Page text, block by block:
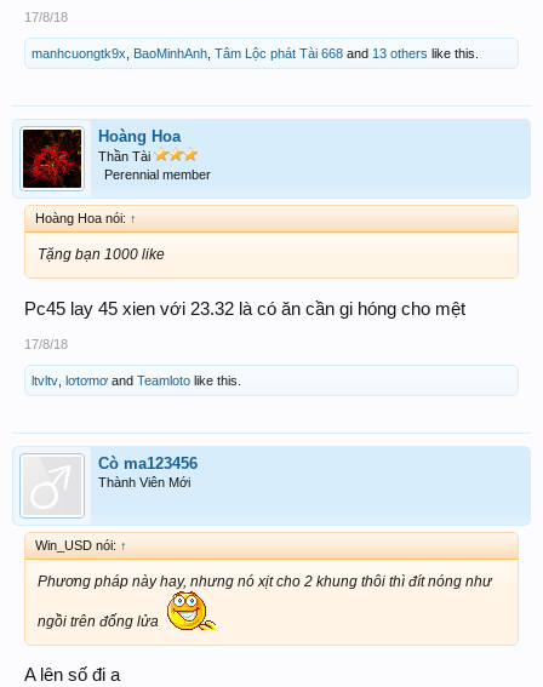
17/8/18
manhcuongtk9x BaoMinhAnh Tâm Lộc phát Tài 668 and 13 others like this.
Hoàng Hoa
Thần Tài
Perennial member
Hoàng Hoa nói: ↑
Tặng bạn 1000 like
Pc45 lay 45 xien với 23.32 là có ăn cần gi hóng cho mệt
17/8/18
ltvltv lơtơmơ and Teamloto like this.
Cò ma123456
Thành Viên Mới
Win_USD nói: ↑
Phương pháp này hay, nhưng nó xịt cho 2 khung thôi thì đít nóng như
ngồi trên đống lửa
A lên số đi a